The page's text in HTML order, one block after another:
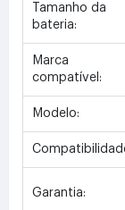
Tamanho da
bateria:
Marca
compatível:
Modelo:
Garantia: